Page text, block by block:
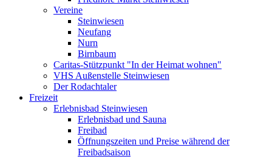
Vereine
Steinwiesen
Neufang
Nurn
Birnbaum
Caritas-Stützpunkt "In der Heimat wohnen"
VHS Außenstelle Steinwiesen
Der Rodachtaler
Freizeit
Erlebnisbad Steinwiesen
Erlebnisbad und Sauna
Freibad
Öffnungszeiten und Preise während der
Freibadsaison